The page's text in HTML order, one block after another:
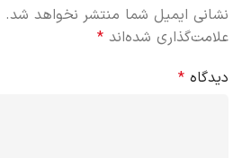
نشانی ایمیل شما منتشر نخواهد شد.
علامت‌گذاری شده‌اند *
دیدگاه *